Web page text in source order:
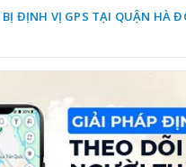
BỊ ĐỊNH VỊ GPS TẠI QUẬN HÀ